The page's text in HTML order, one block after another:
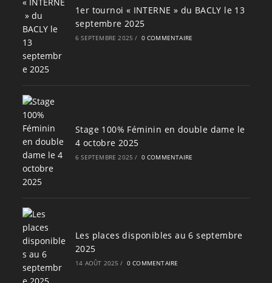
1er tournoi « INTERNE » du BACLY le 13
septembre 2025
6 SEPTEMBRE 2025 / 0 COMMENTAIRE
Stage 100% Féminin en double dame le
4 octobre 2025
6 SEPTEMBRE 2025 / 0 COMMENTAIRE
Les places disponibles au 6 septembre
2025
14 AOÛT 2025 / 0 COMMENTAIRE